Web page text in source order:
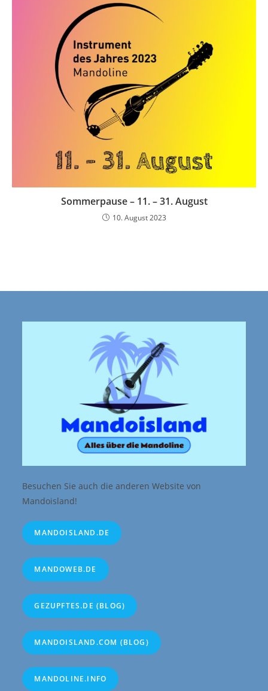
Sommerpause – 11. – 31. August
10. August 2023
Besuchen Sie auch die anderen Website von
Mandoisland!
MANDOISLAND.DE
MANDOWEB.DE
GEZUPFTES.DE (BLOG)
MANDOISLAND.COM (BLOG)
MANDOLINE.INFO